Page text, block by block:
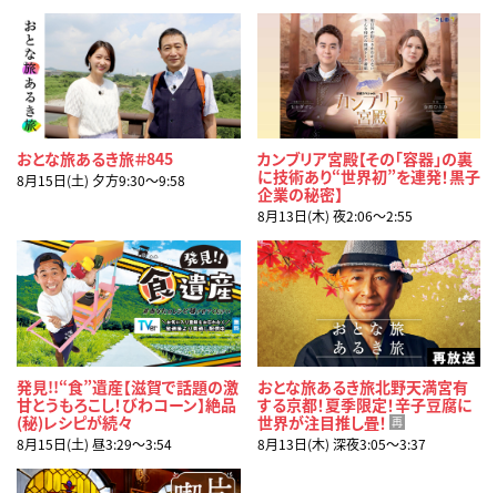
おとな旅あるき旅＃845
8月15日(土) 夕方9:30〜9:58
カンブリア宮殿【その「容器」の裏
に技術あり“世界初”を連発！黒子
企業の秘密】
8月13日(木) 夜2:06〜2:55
発見!!“食”遺産【滋賀で話題の激
甘とうもろこし！びわコーン】絶品
(秘)レシピが続々
8月15日(土) 昼3:29〜3:54
おとな旅あるき旅北野天満宮有
する京都！夏季限定！辛子豆腐に
世界が注目推し畳！ 再
8月13日(木) 深夜3:05〜3:37